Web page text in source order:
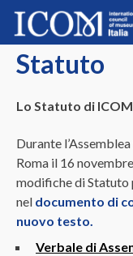
Skip
content
Statuto
Lo Statuto di
Durante
Roma il 16
modifiche di Statuto
nel documento di
nuovo testo.
Verbale di